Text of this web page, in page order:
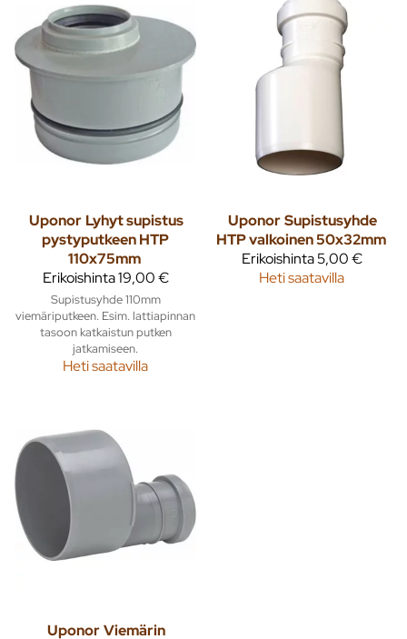
Uponor Lyhyt supistus
pystyputkeen HTP
110x75mm
Erikoishinta19,00 €
Supistusyhde 110mm
viemäriputkeen. Esim. lattiapinnan
tasoon katkaistun putken
jatkamiseen.
Heti saatavilla
UponorSupistusyhde
HTP valkoinen 50x32mm
Erikoishinta5,00 €
Heti saatavilla
UponorViemärin